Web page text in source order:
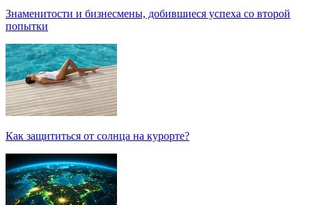
Знаменитости и бизнесмены, добившиеся успеха со второй
попытки
Как защититься от солнца на курорте?